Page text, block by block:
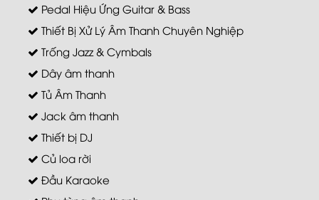
Pedal Hiệu Ứng Guitar & Bass
Thiết Bị Xử Lý Âm Thanh Chuyên Nghiệp
Trống Jazz & Cymbals
Dây âm thanh
Tủ Âm Thanh
Jack âm thanh
Thiết bị DJ
Củ loa rời
Đầu Karaoke